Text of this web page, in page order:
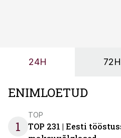
24H 72H
ENIMLOETUD
1
TOP
TOP 231 | Eesti